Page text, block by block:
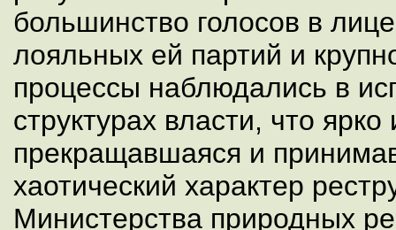
большинство голосов в
лояльных ей партий и
процессы наблюдались в
структурах власти, что
прекращавшаяся и
хаотический характер
Министерства природных